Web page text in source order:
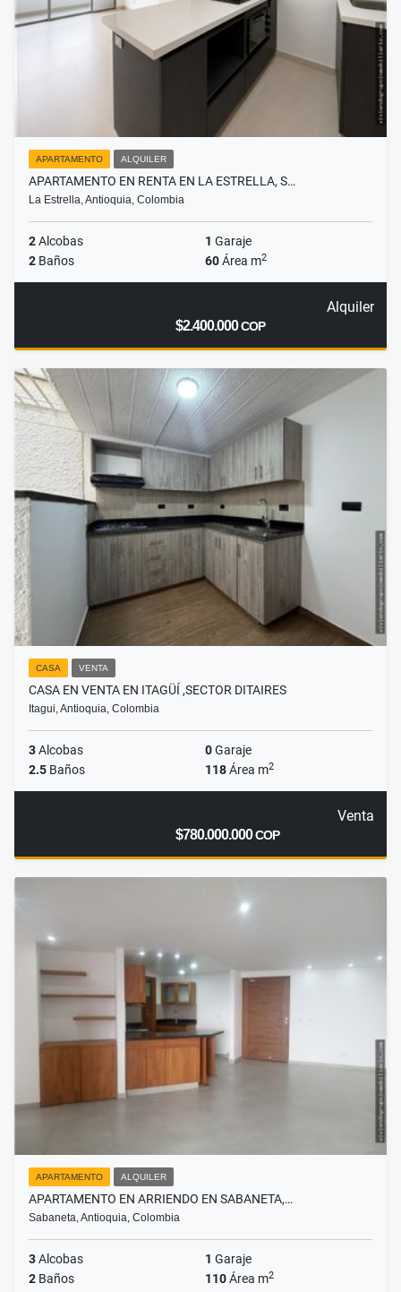
APARTAMENTO ALQUILER
APARTAMENTO EN RENTA EN LA ESTRELLA, S…
La Estrella, Antioquia, Colombia
2Alcobas 1 Garaje
2 Baños 60Área m2
Alquiler
$2.400.000COP
CASA VENTA
CASA EN VENTA EN ITAGÜÍ ,SECTOR DITAIRES
Itagui, Antioquia, Colombia
3Alcobas 0Garaje
2.5 Baños 118Área m2
Venta
$780.000.000COP
APARTAMENTO ALQUILER
APARTAMENTO EN ARRIENDO EN SABANETA,…
Sabaneta, Antioquia, Colombia
3Alcobas 1 Garaje
2 Baños 110Área m2